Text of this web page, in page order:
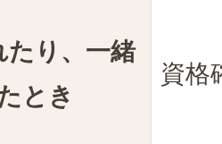
たり、一緒
とき
資格